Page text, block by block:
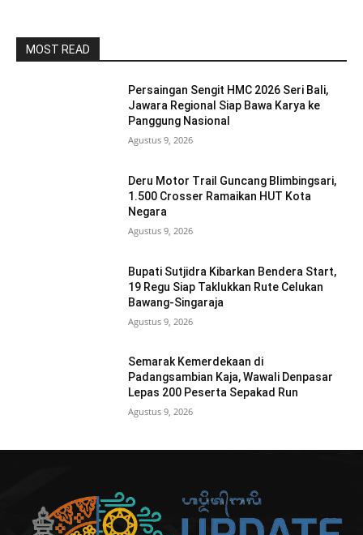
MOST READ
Persaingan Sengit HMC 2026 Seri Bali,
Jawara Regional Siap Bawa Karya ke
Panggung Nasional
Agustus 9, 2026
Deru Motor Trail Guncang Blimbingsari,
1.500 Crosser Ramaikan HUT Kota
Negara
Agustus 9, 2026
Bupati Sutjidra Kibarkan Bendera Start,
19 Regu Siap Taklukkan Rute Celukan
Bawang-Singaraja
Agustus 9, 2026
Semarak Kemerdekaan di
Padangsambian Kaja, Wawali Denpasar
Lepas 200 Peserta Sepakad Run
Agustus 9, 2026